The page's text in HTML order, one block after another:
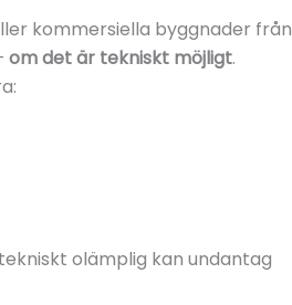
kommersiella byggnader från
om det är tekniskt möjligt.
olämplig kan undantag